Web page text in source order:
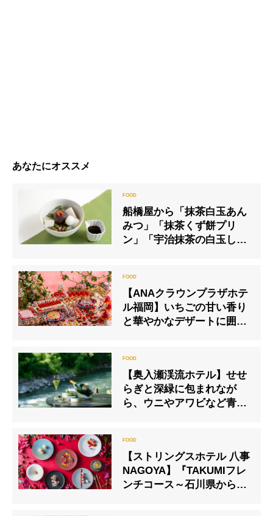
あなたにオススメ
船橋屋から「抹茶白玉あん
みつ」「抹茶くず餅プリ
ン」「宇治抹茶の白玉しる
【ANAクラウンプラザホテ
ル福岡】いちごの甘い香り
と華やかなデザートに囲ま
ュッフェ ～妖精たちの休日
～」
【奥入瀬渓流ホテル】せせ
らぎと深緑に包まれなが
ら、ウニやアワビなど青森
【ストリングスホテル 八事
NAGOYA】『TAKUMIフレ
ンチコース～石川県からの